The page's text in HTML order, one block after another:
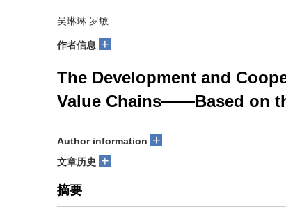
吴琳琳 罗敏
作者信息 +
The Development and
Value Chains——Based on
Author information +
文章历史 +
摘要